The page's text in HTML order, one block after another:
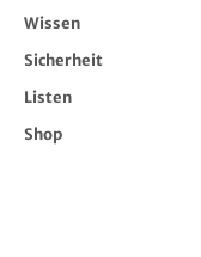
Wissen
Sicherheit
Listen
Shop